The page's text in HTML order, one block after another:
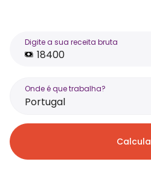
Digite a sua receita bruta
Onde é que trabalha?
Portugal